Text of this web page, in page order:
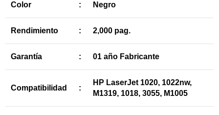
Color : Negro
Rendimiento : 2,000 pag.
Garantía : 01 año Fabricante
Compatibilidad :
HP LaserJet 1020, 1022nw,
M1319, 1018, 3055, M1005